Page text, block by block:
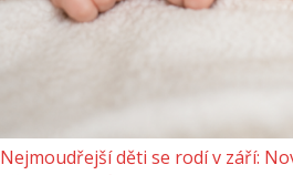
Nejmoudřejší děti se rodí v září: